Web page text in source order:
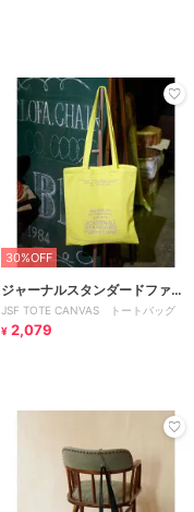
30%OFF
ジャーナルスタンダードファニ
チャー
JSF TOTE CANVAS トートバッグ
¥ 2,079